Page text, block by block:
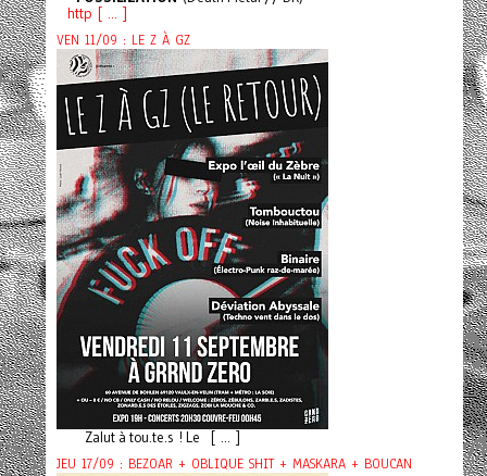
http [ ... ]
VEN 11/09 : LE Z À GZ
Zalut à tou.te.s ! Le [ ... ]
JEU 17/09 : BEZOAR + OBLIQUE SHIT + MASKARA + BOUCAN